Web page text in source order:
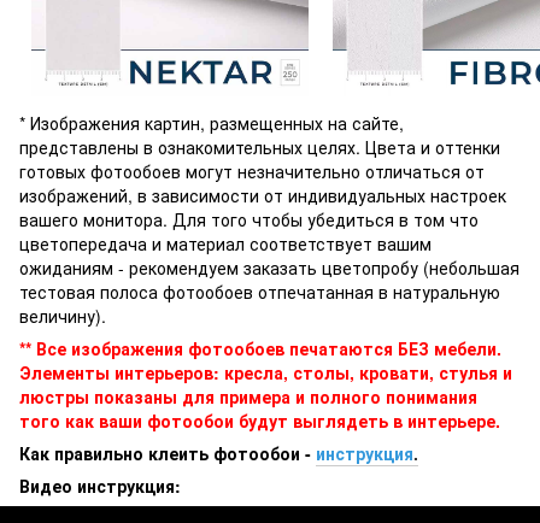
* Изображения картин, размещенных на сайте,
представлены в ознакомительных целях. Цвета и оттенки
готовых фотообоев могут незначительно отличаться от
изображений, в зависимости от индивидуальных настроек
вашего монитора. Для того чтобы убедиться в том что
цветопередача и материал соответствует вашим
ожиданиям - рекомендуем заказать цветопробу (небольшая
тестовая полоса фотообоев отпечатанная в натуральную
величину).
** Все изображения фотообоев печатаются БЕЗ мебели.
Элементы интерьеров: кресла, столы, кровати, стулья и
люстры показаны для примера и полного понимания
того как ваши фотообои будут выглядеть в интерьере.
Как правильно клеить фотообои - инструкция.
Видео инструкция: